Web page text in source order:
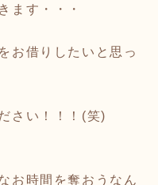
ます・・・
お借りしたいと思っ
さい！！！(笑)
お時間を奪おうなん